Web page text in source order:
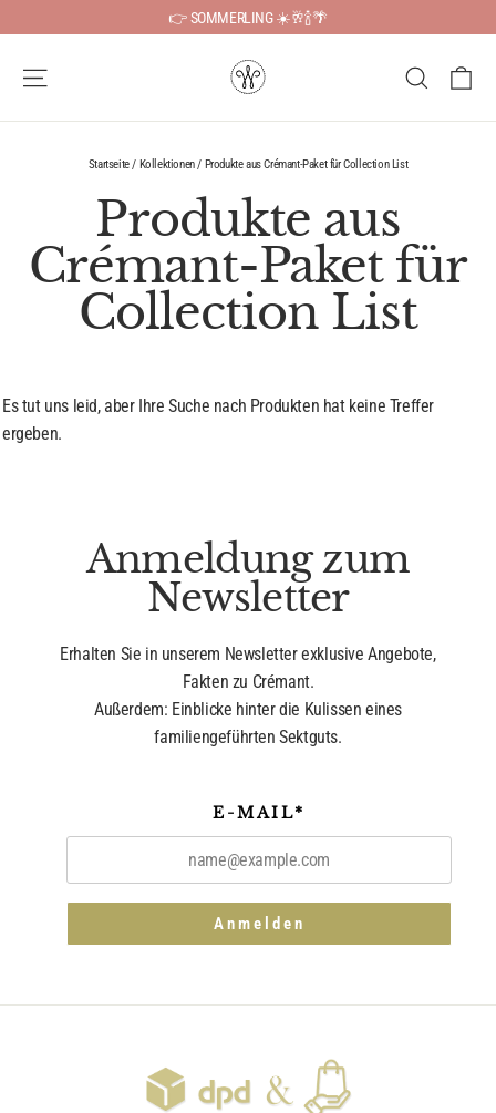
zum
Inhalt
👉 SOMMERLING ☀️🥂🍾🌴
Suche
Startseite / Kollektionen / Produkte aus Crémant-Paket für Collection List
Produkte aus
Crémant-Paket für
Collection List
Es tut uns leid, aber Ihre Suche nach Produkten hat keine Treffer
ergeben.
Anmeldung zum
Newsletter
Erhalten Sie in unserem Newsletter exklusive Angebote,
Fakten zu Crémant.
Außerdem: Einblicke hinter die Kulissen eines
familiengeführten Sektguts.
E-MAIL*
Anmelden